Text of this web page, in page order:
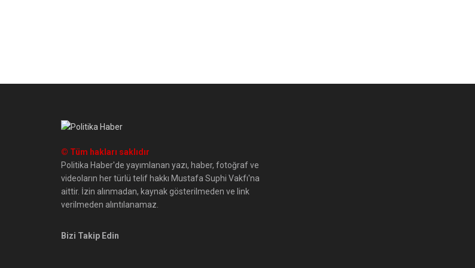
© Tüm hakları saklıdır
Politika Haber'de yayımlanan yazı, haber, fotoğraf ve
videoların her türlü telif hakkı Mustafa Suphi Vakfı'na
aittir. İzin alınmadan, kaynak gösterilmeden ve link
verilmeden alıntılanamaz.
Bizi Takip Edin